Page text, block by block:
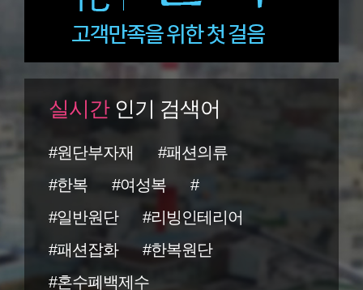
실시간인기 검색어
#원단부자재
#패션의류
#한복
#여성복
#
#일반원단
#리빙인테리어
#패션잡화
#한복원단
#혼수폐백제수